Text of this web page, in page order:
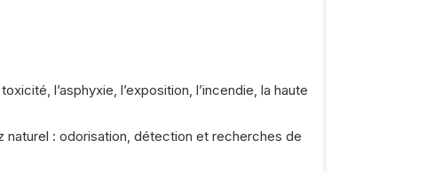
l’asphyxie, l’exposition, l’incendie, la haute
: odorisation, détection et recherches de